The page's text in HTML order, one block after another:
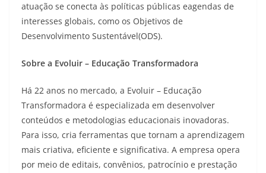
atuação se conecta às políticas públicas eagendas de
interesses globais, como os Objetivos de
Desenvolvimento Sustentável(ODS).
Sobre a Evoluir – Educação Transformadora
Há 22 anos no mercado, a Evoluir – Educação
Transformadora é especializada em desenvolver
conteúdos e metodologias educacionais inovadoras.
Para isso, cria ferramentas que tornam a aprendizagem
mais criativa, eficiente e significativa. A empresa opera
por meio de editais, convênios, patrocínio e prestação